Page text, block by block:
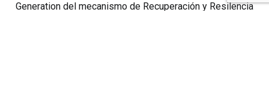
Generation del mecanismo de Recuperación y Resilencia